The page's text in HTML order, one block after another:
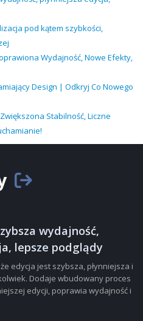
pod kątem szybkości,
Wydajność, Nowe Efekty,
Design | Odkryj Co Nowego
Stabilność, Liczne
wydajność,
lepsze podglądy
edycja jest szybsza, płynniejsza i
Dodaje wbudowany proces
edycji, poprawia wydajność i